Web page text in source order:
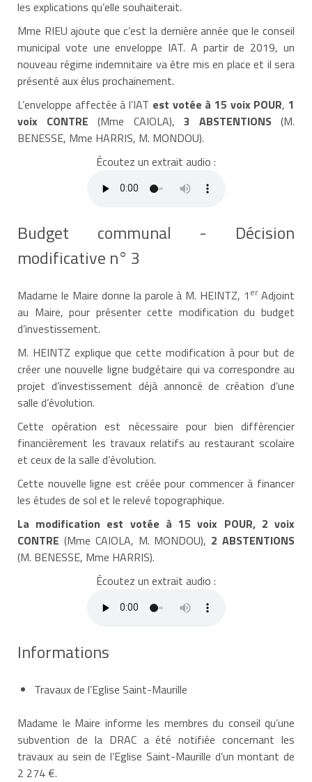
les explications qu’elle souhaiterait.
Mme RIEU ajoute que c’est la dernière année que le conseil
municipal vote une enveloppe IAT. A partir de 2019, un
nouveau régime indemnitaire va être mis en place et il sera
présenté aux élus prochainement.
L’enveloppe affectée à l’IAT est votée à 15 voix POUR, 1
voix CONTRE(Mme CAIOLA), 3 ABSTENTIONS(M.
BENESSE, Mme HARRIS, M. MONDOU).
Écoutez un extrait audio :
Budget communal - Décision
modificative n° 3
Madame le Maire donne la parole à M. HEINTZ, 1 er Adjoint
au Maire, pour présenter cette modification du budget
d’investissement.
M. HEINTZ explique que cette modification à pour but de
créer une nouvelle ligne budgétaire qui va correspondre au
projet d’investissement déjà annoncé de création d’une
salle d’évolution.
Cette opération est nécessaire pour bien différencier
financièrement les travaux relatifs au restaurant scolaire
et ceux de la salle d’évolution.
Cette nouvelle ligne est créée pour commencer à financer
les études de sol et le relevé topographique.
La modification est votée à 15 voix POUR, 2 voix
CONTRE (Mme CAIOLA, M. MONDOU), 2 ABSTENTIONS
(M. BENESSE, Mme HARRIS).
Écoutez un extrait audio :
Informations
Travaux de l’Eglise Saint-Maurille
Madame le Maire informe les membres du conseil qu’une
subvention de la DRAC a été notifiée concernant les
travaux au sein de l’Eglise Saint-Maurille d’un montant de
2 274 €.